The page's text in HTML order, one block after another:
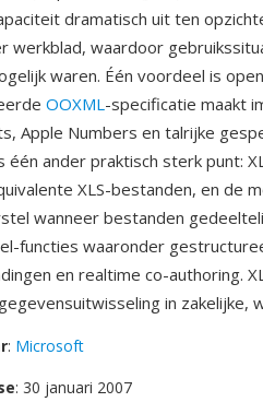
dramatisch uit ten
werkblad, waardoor
waren. Één voordeel is
OOXML-specificatie maakt
Apple Numbers en talrijke
één ander praktisch sterk punt:
XLS-bestanden, en de
wanneer bestanden
functies waaronder
en realtime co-authoring.
in zakelijke,
: Microsoft
: 30 januari 2007